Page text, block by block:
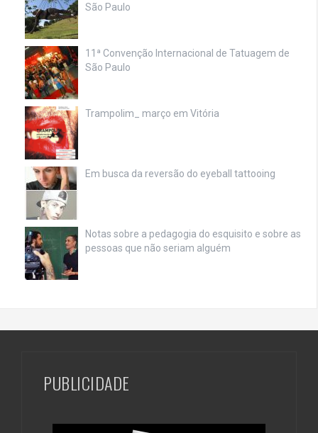
São Paulo
11ª Convenção Internacional de Tatuagem de
São Paulo
Trampolim_ março em Vitória
Em busca da reversão do eyeball tattooing
Notas sobre a pedagogia do esquisito e sobre as
pessoas que não seriam alguém
PUBLICIDADE